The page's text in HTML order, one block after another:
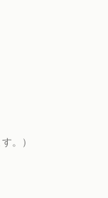
。）